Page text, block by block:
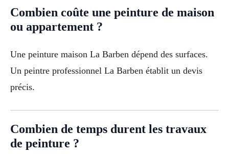
Combien coûte une peinture de maison
ou appartement ?
Une peinture maison La Barben dépend des surfaces.
Un peintre professionnel La Barben établit un devis
précis.
Combien de temps durent les travaux
de peinture ?